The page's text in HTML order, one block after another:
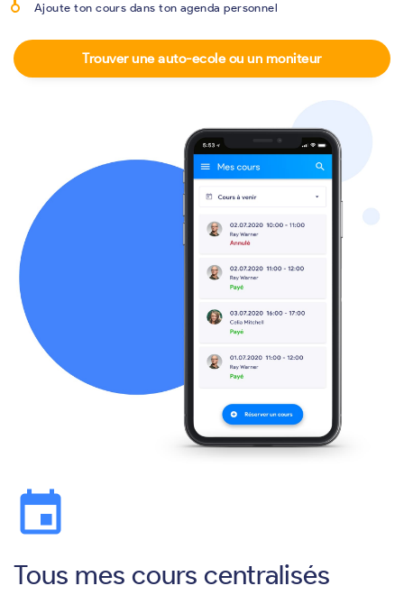
Ajoute ton cours dans ton agenda personnel
Trouver une auto-ecole ou un moniteur
event
Tous mes cours centralisés